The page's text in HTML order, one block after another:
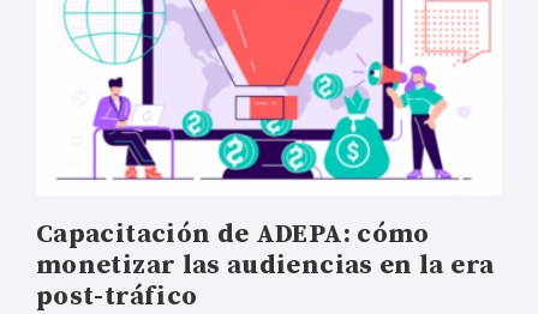
Capacitación de ADEPA: cómo
monetizar las audiencias en la era
post-tráfico